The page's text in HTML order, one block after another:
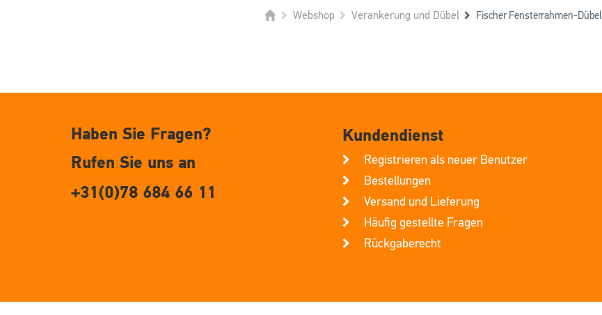
Webshop Verankerung und Dübel Fischer Fensterrahmen-Dübel
Haben Sie Fragen?
Rufen Sie uns an
+31(0)78 684 66 11
Kundendienst
Registrieren als neuer Benutzer
Bestellungen
Versand und Lieferung
Häufig gestellte Fragen
Rückgaberecht